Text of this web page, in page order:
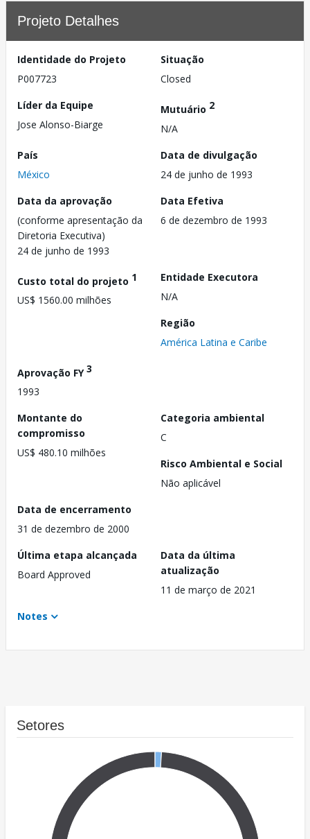
Projeto Detalhes
Identidade do Projeto
P007723
Situação
Closed
Líder da Equipe
Jose Alonso-Biarge
Mutuário 2
N/A
País
México
Data de divulgação
24 de junho de 1993
Data da aprovação
(conforme apresentação da
Diretoria Executiva)
24 de junho de 1993
Data Efetiva
6 de dezembro de 1993
Custo total do projeto 1
US$ 1560.00 milhões
Entidade Executora
N/A
Região
América Latina e Caribe
Aprovação FY3
1993
Montante do
compromisso
US$ 480.10 milhões
Categoria ambiental
C
Risco Ambiental e Social
Não aplicável
Data de encerramento
31 de dezembro de 2000
Última etapa alcançada
Board Approved
Data da última
atualização
11 de março de 2021
Notes
Setores